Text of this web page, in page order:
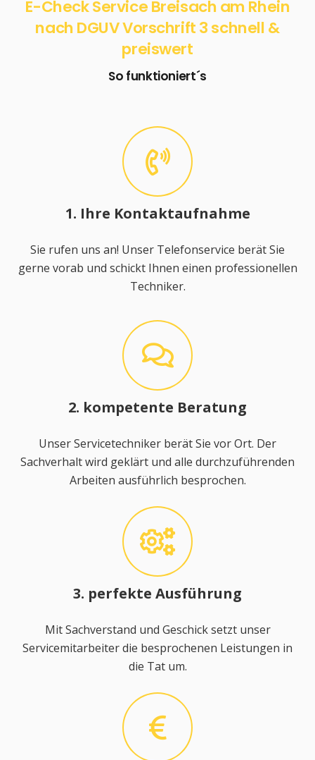
E-Check Service Breisach am Rhein
nach DGUV Vorschrift 3 schnell &
preiswert
So funktioniert´s
1. Ihre Kontaktaufnahme
Sie rufen uns an! Unser Telefonservice berät Sie
gerne vorab und schickt Ihnen einen professionellen
Techniker.
2. kompetente Beratung
Unser Servicetechniker berät Sie vor Ort. Der
Sachverhalt wird geklärt und alle durchzuführenden
Arbeiten ausführlich besprochen.
3. perfekte Ausführung
Mit Sachverstand und Geschick setzt unser
Servicemitarbeiter die besprochenen Leistungen in
die Tat um.